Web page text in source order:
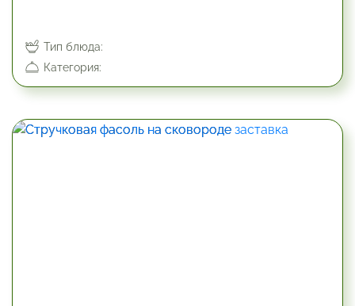
Тип блюда:
Категория: